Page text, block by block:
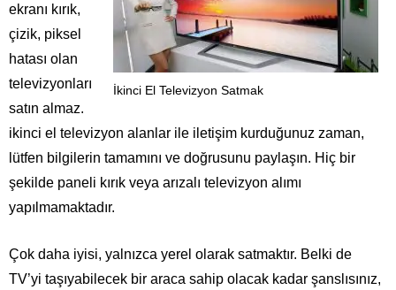
İkinci El Televizyon Satmak
ekranı kırık,
çizik, piksel
hatası olan
televizyonları
satın almaz.
ikinci el televizyon alanlar ile iletişim kurduğunuz zaman,
lütfen bilgilerin tamamını ve doğrusunu paylaşın. Hiç bir
şekilde paneli kırık veya arızalı televizyon alımı
yapılmamaktadır.
Çok daha iyisi, yalnızca yerel olarak satmaktır. Belki de
TV’yi taşıyabilecek bir araca sahip olacak kadar şanslısınız,